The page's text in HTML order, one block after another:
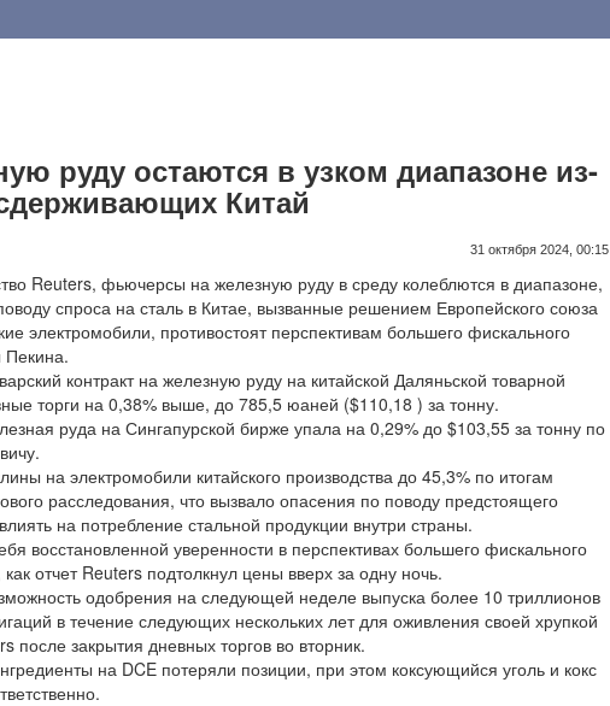
руду остаются в узком диапазоне из-
Китай
31 октября 2024, 00:15
Reuters, фьючерсы на железную руду в среду колеблются в диапазоне,
спроса на сталь в Китае, вызванные решением Европейского союза
электромобили, противостоят перспективам большего фискального
Пекина.
контракт на железную руду на китайской Даляньской товарной
торги на 0,38% выше, до 785,5 юаней ($110,18 ) за тонну.
руда на Сингапурской бирже упала на 0,29% до $103,55 за тонну по
на электромобили китайского производства до 45,3% по итогам
расследования, что вызвало опасения по поводу предстоящего
на потребление стальной продукции внутри страны.
восстановленной уверенности в перспективах большего фискального
отчет Reuters подтолкнул цены вверх за одну ночь.
одобрения на следующей неделе выпуска более 10 триллионов
в течение следующих нескольких лет для оживления своей хрупкой
после закрытия дневных торгов во вторник.
на DCE потеряли позиции, при этом коксующийся уголь и кокс